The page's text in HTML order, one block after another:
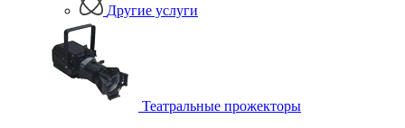
Другие услуги
Театральные прожекторы